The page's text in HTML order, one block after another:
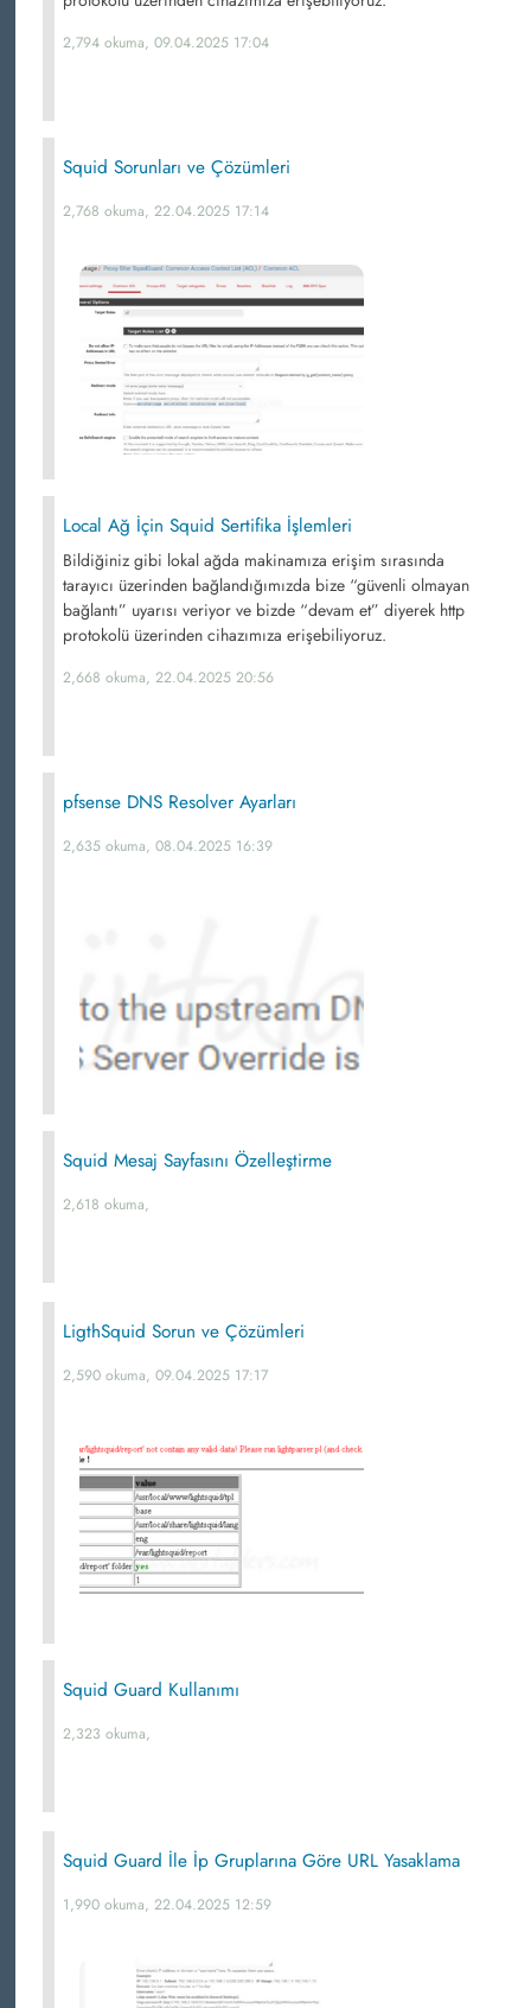
2,794 okuma, 09.04.2025 17:04
Squid Sorunları ve Çözümleri
2,768 okuma, 22.04.2025 17:14
Local Ağ İçin Squid Sertifika İşlemleri
Bildiğiniz gibi lokal ağda makinamıza erişim sırasında
tarayıcı üzerinden bağlandığımızda bize “güvenli olmayan
bağlantı” uyarısı veriyor ve bizde “devam et” diyerek http
protokolü üzerinden cihazımıza erişebiliyoruz.
2,668 okuma, 22.04.2025 20:56
pfsense DNS Resolver Ayarları
2,635 okuma, 08.04.2025 16:39
Squid Mesaj Sayfasını Özelleştirme
2,618 okuma,
LigthSquid Sorun ve Çözümleri
2,590 okuma, 09.04.2025 17:17
Squid Guard Kullanımı
2,323 okuma,
Squid Guard İle İp Gruplarına Göre URL Yasaklama
1,990 okuma, 22.04.2025 12:59